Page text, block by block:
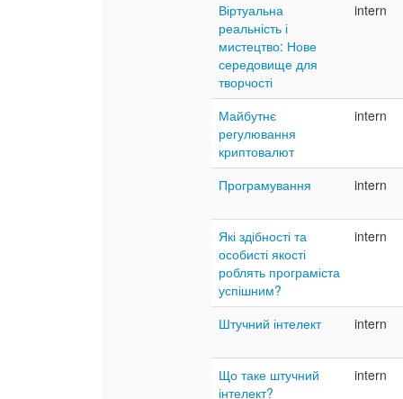
Віртуальна
реальність і
мистецтво: Нове
середовище для
творчості
intern
Майбутнє
регулювання
криптовалют
intern
Програмування intern
Які здібності та
особисті якості
роблять програміста
успішним?
intern
Штучний інтелект intern
Що таке штучний
інтелект?
intern